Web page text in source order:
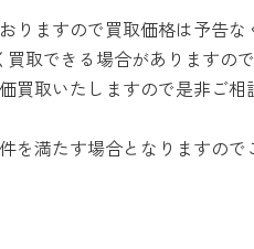
ますので買取価格は予告な
取できる場合がありますの
取いたしますので是非ご相
を満たす場合となりますので